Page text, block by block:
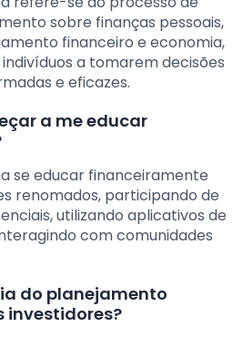
sobre finanças pessoais,
financeiro e economia,
a tomarem decisões
e eficazes.
a me educar
se educar financeiramente
renomados, participando de
utilizando aplicativos de
com comunidades
do planejamento
investidores?